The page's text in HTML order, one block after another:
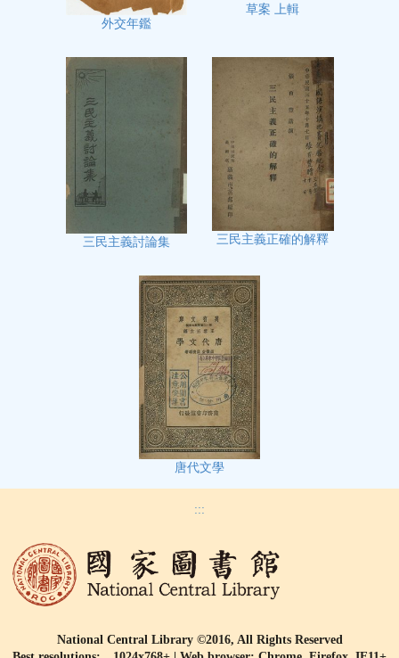
外交年鑑
草案 上輯
三民主義討論集 三民主義正確的解釋
唐代文學
:::
National Central Library ©2016, All Rights Reserved